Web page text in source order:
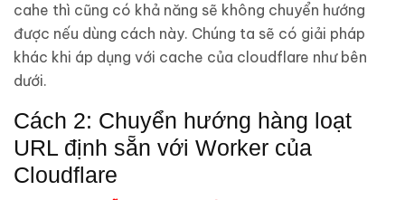
cahe thì cũng có khả năng sẽ không chuyển hướng
được nếu dùng cách này. Chúng ta sẽ có giải pháp
khác khi áp dụng với cache của cloudflare như bên
dưới.
Cách 2: Chuyển hướng hàng loạt
URL định sẵn với Worker của
Cloudflare